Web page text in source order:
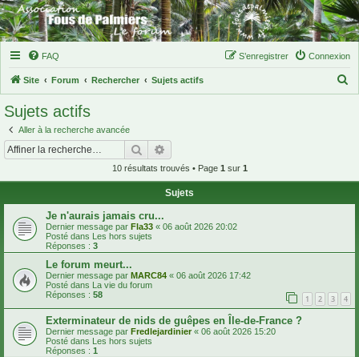
FAQ Connexion
S’enregistrer
Site Forum Rechercher Sujets actifs
r
Sujets actifs
Aller à la recherche avancée
Rechercher
10 résultats trouvés • Page 1 sur 1
Sujets
Je n'aurais jamais cru...
Dernier message par Fla33 « 06 août 2026 20:02
Posté dans Les hors sujets
Réponses : 3
Le forum meurt...
Dernier message par MARC84 « 06 août 2026 17:42
Posté dans La vie du forum
Réponses : 58 1 2 3 4
Exterminateur de nids de guêpes en Île-de-France ?
Dernier message par Fredlejardinier« 06 août 2026 15:20
Posté dans
Les hors sujets
Réponses : 1